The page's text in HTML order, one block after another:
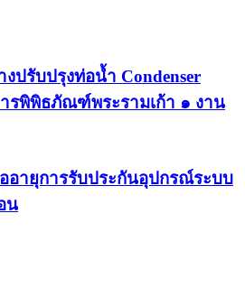
ปรับปรุงท่อน้ำ Condenser
รพิพิธภัณฑ์พระรามเก้า ๑ งาน
อายุการรับประกันอุปกรณ์ระบบ
น